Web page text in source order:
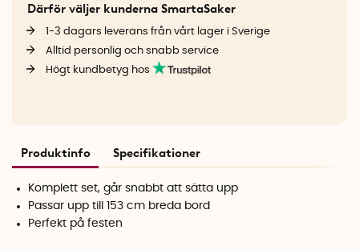
Därför väljer kunderna SmartaSaker
1-3 dagars leverans från vårt lager i Sverige
Alltid personlig och snabb service
Högt kundbetyg hos
Produktinfo Specifikationer
Komplett set, går snabbt att sätta upp
Passar upp till 153 cm breda bord
Perfekt på festen